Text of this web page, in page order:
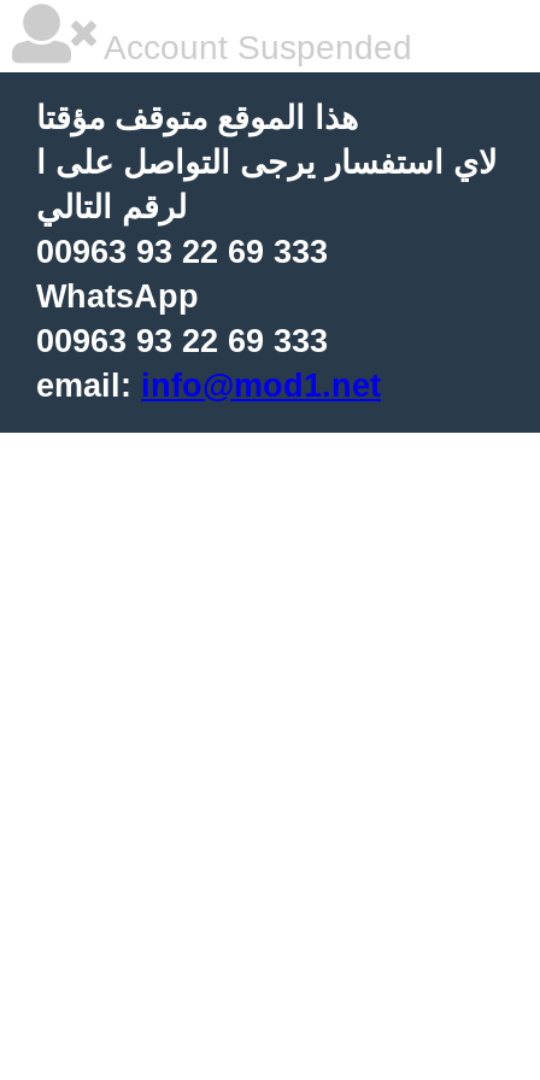
Account Suspended
هذا الموقع متوقف مؤقتا
لاي استفسار يرجى التواصل على ا
لرقم التالي
00963 93 22 69 333
WhatsApp
00963 93 22 69 333
email: info@mod1.net